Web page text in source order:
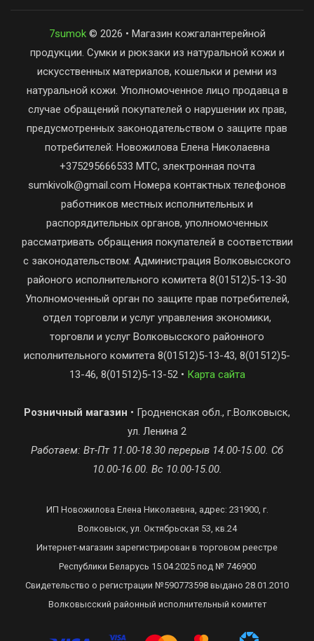
7sumok© 2026 • Магазин кожгалантерейной
продукции. Сумки и рюкзаки из натуральной кожи и
искусственных материалов, кошельки и ремни из
натуральной кожи. Уполномоченное лицо продавца в
случае обращений покупателей о нарушении их прав,
предусмотренных законодательством о защите прав
потребителей: Новожилова Елена Николаевна
+375295666533 МТС, электронная почта
sumkivolk@gmail.com Номера контактных телефонов
работников местных исполнительных и
распорядительных органов, уполномоченных
рассматривать обращения покупателей в соответствии
с законодательством: Администрация Волковысского
районого исполнительного комитета 8(01512)5-13-30
Уполномоченный орган по защите прав потребителей,
отдел торговли и услуг управления экономики,
торговли и услуг Волковысского районного
исполнительного комитета 8(01512)5-13-43, 8(01512)5-
13-46, 8(01512)5-13-52 • Карта сайта
Розничный магазин • Гродненская обл., г.Волковыск,
ул. Ленина 2
Работаем: Вт-Пт 11.00-18.30 перерыв 14.00-15.00. Сб
10.00-16.00. Вс 10.00-15.00.
ИП Новожилова Елена Николаевна, адрес: 231900, г.
Волковыск, ул. Октябрьская 53, кв.24
Интернет-магазин зарегистрирован в торговом реестре
Республики Беларусь 15.04.2025 под № 746900
Свидетельство о регистрации №590773598 выдано 28.01.2010
Волковысский районный исполнительный комитет